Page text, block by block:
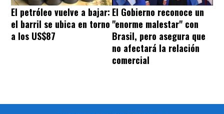
El petróleo vuelve a bajar:
el barril se ubica en torno
a los US$87
El Gobierno reconoce un
"enorme malestar" con
Brasil, pero asegura que
no afectará la relación
comercial